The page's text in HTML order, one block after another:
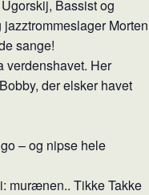
Bassist og
Morten
sange!
verdenshavet. Her
der elsker havet
– og nipse hele
murænen.. Tikke Takke